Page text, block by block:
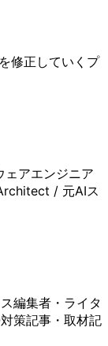
修正していくプ
アエンジニア
/ 元AIス
編集者・ライタ
策記事・取材記